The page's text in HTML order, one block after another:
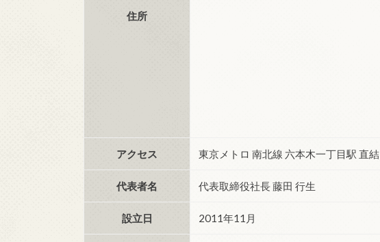
住所
アクセス 東京メトロ 南北線 六本木一丁目駅 直結
代表者名 代表取締役社長 藤田 行生
設立日 2011年11月